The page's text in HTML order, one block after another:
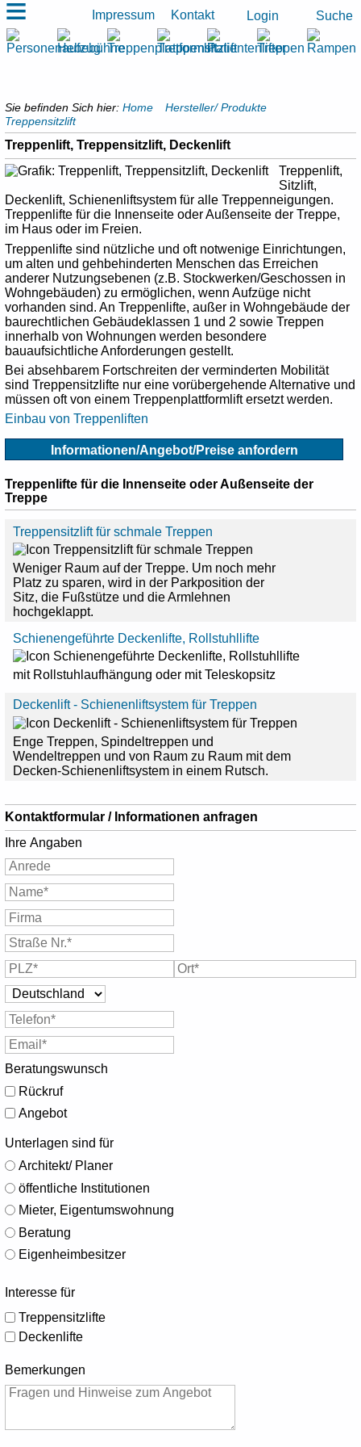
Impressum Kontakt Login Suche
≡
Sie befinden Sich hier:Home
Hersteller/ Produkte
Treppensitzlift
Treppenlift, Treppensitzlift, Deckenlift
Treppenlift,
Sitzlift,
Deckenlift, Schienenliftsystem für alle Treppenneigungen.
Treppenlifte für die Innenseite oder Außenseite der Treppe,
im Haus oder im Freien.
Treppenlifte sind nützliche und oft notwenige Einrichtungen,
um alten und gehbehinderten Menschen das Erreichen
anderer Nutzungsebenen (z.B. Stockwerken/Geschossen in
Wohngebäuden) zu ermöglichen, wenn Aufzüge nicht
vorhanden sind. An Treppenlifte, außer in Wohngebäude der
baurechtlichen Gebäudeklassen 1 und 2 sowie Treppen
innerhalb von Wohnungen werden besondere
bauaufsichtliche Anforderungen gestellt.
Bei absehbarem Fortschreiten der verminderten Mobilität
sind Treppensitzlifte nur eine vorübergehende Alternative und
müssen oft von einem Treppenplattformlift ersetzt werden.
Einbau von Treppenliften
Informationen/Angebot/Preise anfordern
Treppenlifte für die Innenseite oder Außenseite der
Treppe
Treppensitzlift für schmale Treppen
Weniger Raum auf der Treppe. Um noch mehr
Platz zu sparen, wird in der Parkposition der
Sitz, die Fußstütze und die Armlehnen
hochgeklappt.
Schienengeführte Deckenlifte, Rollstuhllifte
mit Rollstuhlaufhängung oder mit Teleskopsitz
Deckenlift - Schienenliftsystem für Treppen
Enge Treppen, Spindeltreppen und
Wendeltreppen und von Raum zu Raum mit dem
Decken-Schienenliftsystem in einem Rutsch.
Kontaktformular / Informationen anfragen
Ihre Angaben
Beratungswunsch
Rückruf
Angebot
Unterlagen sind für
Architekt/ Planer
öffentliche Institutionen
Mieter, Eigentumswohnung
Beratung
Eigenheimbesitzer
Interesse für
Treppensitzlifte
Deckenlifte
Bemerkungen